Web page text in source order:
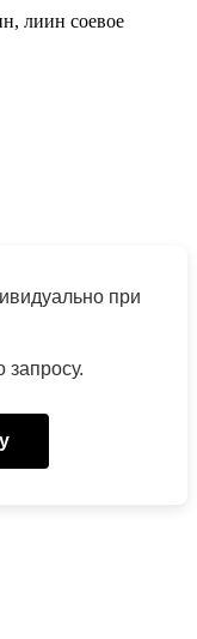
лиин соевое
при
запросу.